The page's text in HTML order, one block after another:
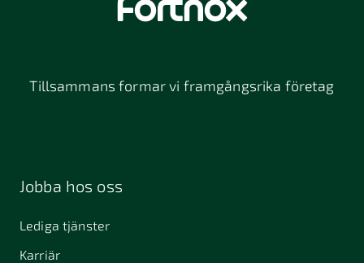
Tillsammans formar vi framgångsrika företag
Jobba hos oss
Lediga tjänster
Karriär